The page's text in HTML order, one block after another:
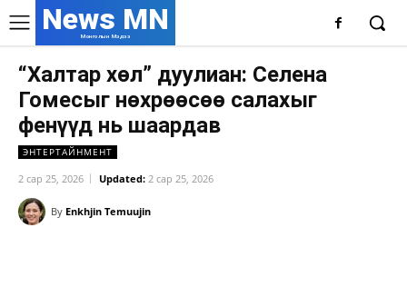
News MN
Монголын Мэдээ
“Халтар хөл” дуулиан: Селена
Гомесыг нөхрөөсөө салахыг
фенүүд нь шаардав
ЭНТЕРТАЙНМЕНТ
2 сар 25, 2026 Updated: 2 сар 25, 2026
By Enkhjin Temuujin